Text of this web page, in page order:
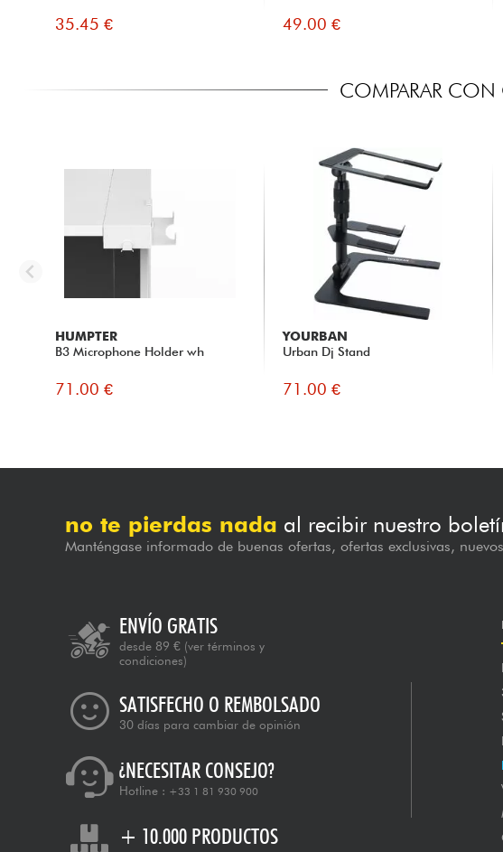
35.45 € 49.00 €
COMPARAR CON
HUMPTER
B3 Microphone Holder wh
71.00 €
YOURBAN
Urban Dj Stand
71.00 €
no te pierdas nada al recibir nuestro
Manténgase informado de buenas ofertas, ofertas exclusivas,
ENVÍO GRATIS
desde 89 € (ver términos y
condiciones)
SATISFECHO O REMBOLSADO
30 días para cambiar de opinión
¿NECESITAR CONSEJO?
Hotline : +33 1 81 930 900
+ 10.000 PRODUCTOS